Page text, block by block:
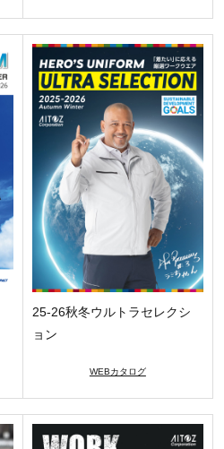
25-26秋冬ウルトラセレクシ
ョン
WEBカタログ